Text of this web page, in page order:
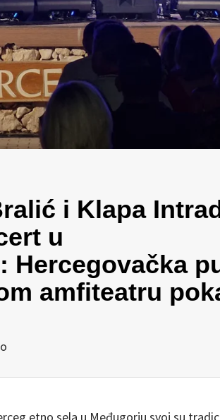
i Klapa
u
Hercegovačka
amfiteatru